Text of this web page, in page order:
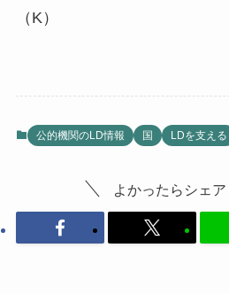
（K）
公的機関のLD情報 国 LDを支える
よかったらシェア